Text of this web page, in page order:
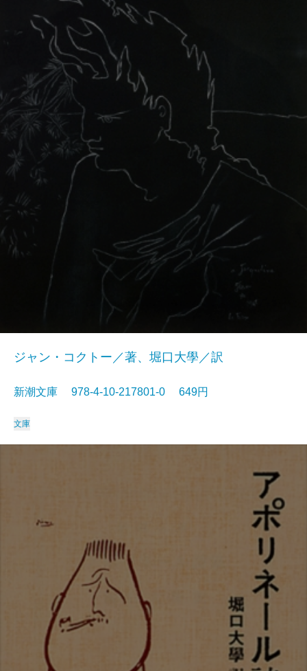
ジャン・コクトー／著、堀口大學／訳
新潮文庫 978-4-10-217801-0 649円
文庫